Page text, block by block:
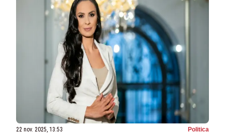
22 nov. 2025, 13:53 Politica